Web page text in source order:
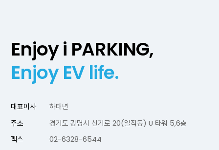
Enjoy i PARKING,
Enjoy EV life.
대표이사
하태년
주소
경기도 광명시 신기로 20(일직동) U 타워 5,6층
팩스
02-6328-6544